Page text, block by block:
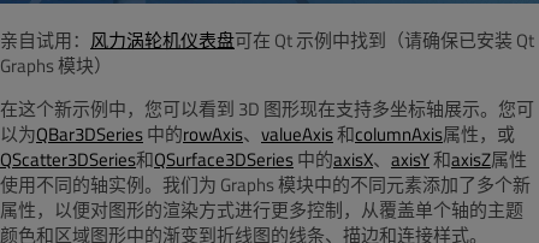
亲自试用： 风力涡轮机仪表盘可在 Qt 示例中找到（请确保已安装 Qt
Graphs模块）
在这个新示例中，您可以看到 3D 图形现在支持多坐标轴展示。您可
以为QBar3DSeries中的rowAxis、 valueAxis和columnAxis属性，或
QScatter3DSeries和QSurface3DSeries中的axisX、 axisY和axisZ属性
使用不同的轴实例。我们为 Graphs模块中的不同元素添加了多个新
属性，以便对图形的渲染方式进行更多控制，从覆盖单个轴的主题
颜色和区域图形中的渐变到折线图的线条、描边和连接样式。